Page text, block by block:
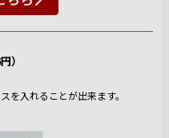
）
を入れることが出来ます。